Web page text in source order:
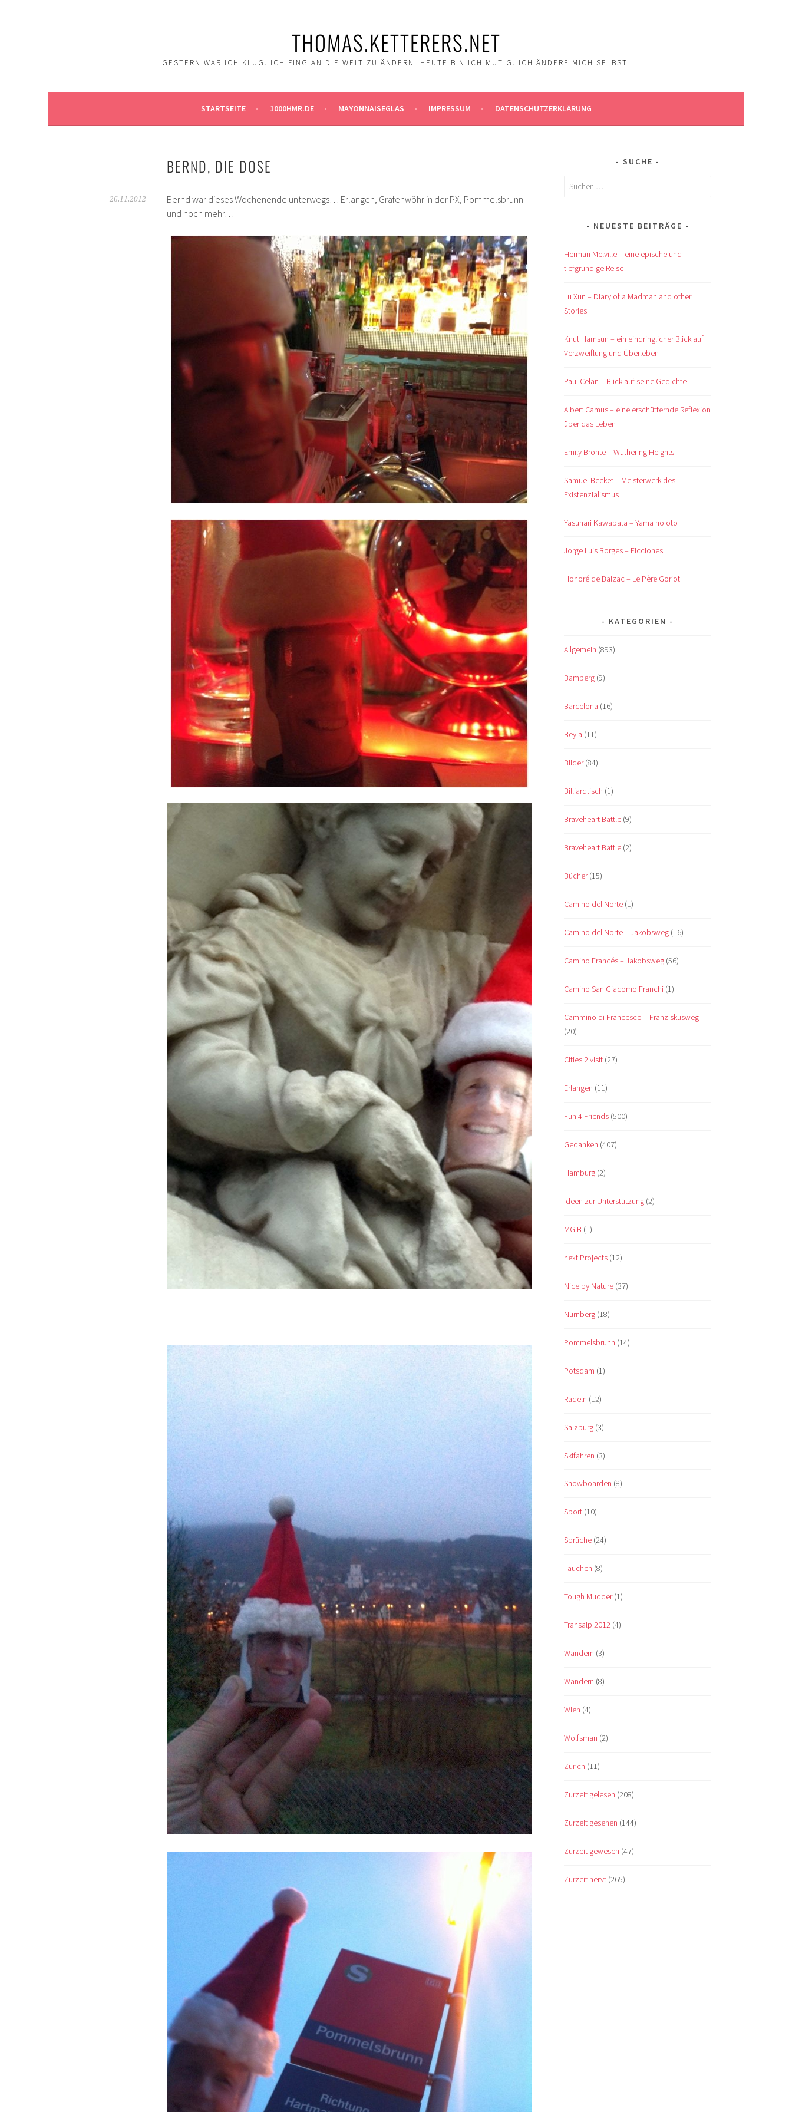
THOMAS.KETTERERS.NET
GESTERN WAR ICH KLUG. ICH FING AN DIE WELT ZU ÄNDERN. HEUTE BIN ICH MUTIG. ICH ÄNDERE MICH SELBST.
STARTSEITE 1000HMR.DE MAYONNAISEGLAS IMPRESSUM DATENSCHUTZERKLÄRUNG
BERND, DIE DOSE
26.11.2012
Bernd war dieses Wochenende unterwegs… Erlangen, Grafenwöhr in der PX, Pommelsbrunn
und noch mehr…
SUCHE
Suchen
NEUESTE BEITRÄGE
Herman Melville – eine epische und
tiefgründige Reise
Lu Xun – Diary of a Madman and other
Stories
Knut Hamsun – ein eindringlicher Blick auf
Verzweiflung und Überleben
Paul Celan – Blick auf seine Gedichte
Albert Camus – eine erschütternde Reflexion
über das Leben
Emily Brontë – Wuthering Heights
Samuel Becket – Meisterwerk des
Existenzialismus
Yasunari Kawabata – Yama no oto
Jorge Luis Borges – Ficciones
Honoré de Balzac – Le Père Goriot
KATEGORIEN
Allgemein (893)
Bamberg (9)
Barcelona (16)
Beyla (11)
Bilder(84)
Billiardtisch (1)
Braveheart Battle (9)
Braveheart Battle (2)
Bücher(15)
Camino del Norte (1)
Camino del Norte – Jakobsweg (16)
Camino Francés – Jakobsweg (56)
Camino San Giacomo Franchi (1)
Cammino di Francesco – Franziskusweg
(20)
Cities 2 visit (27)
Erlangen (11)
Fun 4 Friends (500)
Gedanken (407)
Hamburg (2)
Ideen zur Unterstützung (2)
MG B (1)
next Projects (12)
Nice by Nature (37)
Nürnberg (18)
Pommelsbrunn (14)
Potsdam (1)
Radeln (12)
Salzburg (3)
Skifahren (3)
Snowboarden (8)
Sport (10)
Sprüche (24)
Tauchen (8)
Tough Mudder(1)
Transalp 2012 (4)
Wandern (3)
Wandern (8)
Wien (4)
Wolfsman (2)
Zürich (11)
Zurzeit gelesen (208)
Zurzeit gesehen (144)
Zurzeit gewesen (47)
Zurzeit nervt (265)